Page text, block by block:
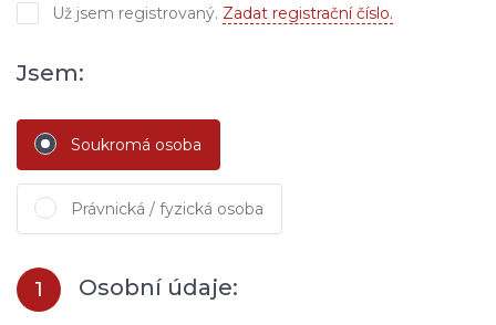
Už jsem registrovaný. Zadat registrační číslo.
Jsem:
Soukromá osoba
Právnická / fyzická osoba
1 Osobní údaje: